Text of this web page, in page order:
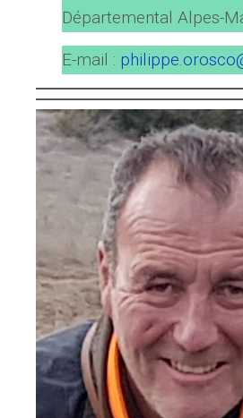
Départemental Alpes-
E-mail :